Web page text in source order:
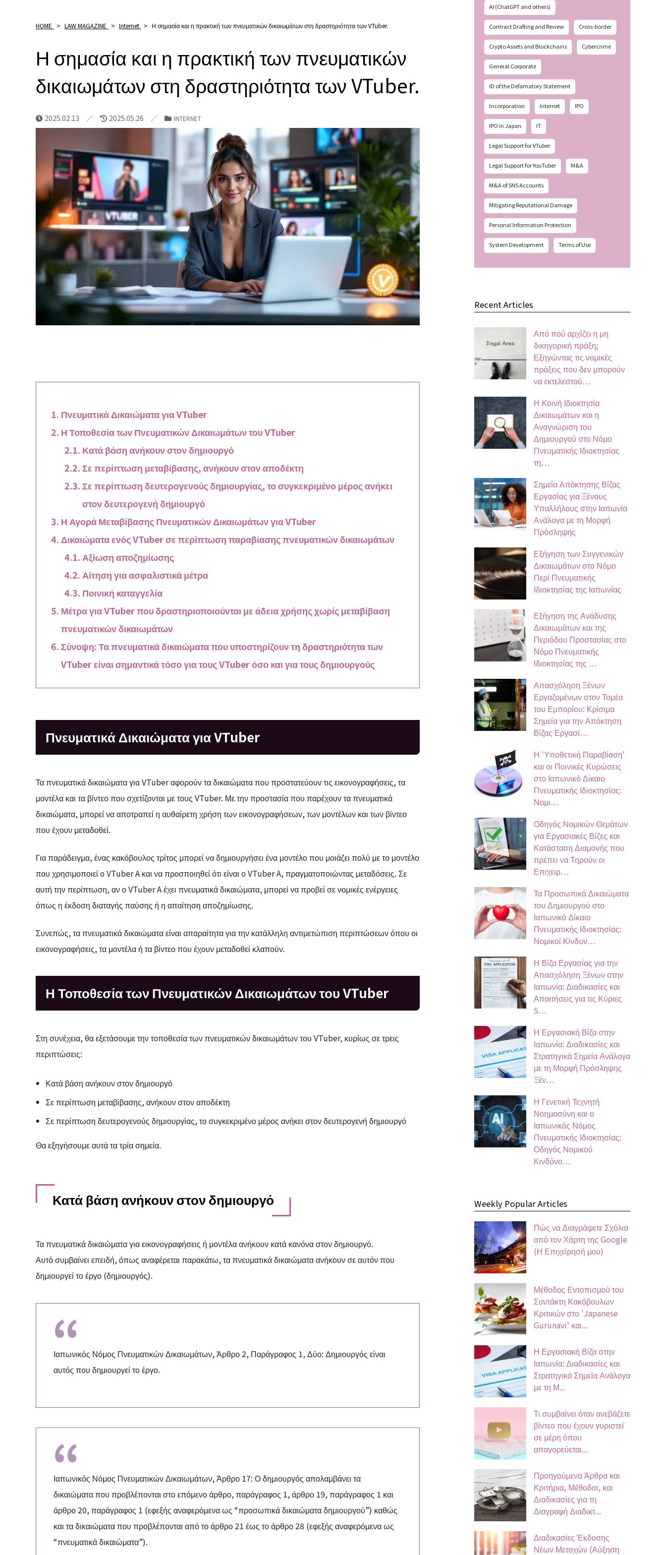
HOME > LAW MAGAZINE > Internet > Η σημασία και η πρακτική των πνευματικών δικαιωμάτων στη δραστηριότητα των VTuber.
Η σημασία και η πρακτική των πνευματικών
δικαιωμάτων στη δραστηριότητα των VTuber.
2025.02.13 2025.05.26 INTERNET
Πνευματικά Δικαιώματα για VTuber
Η Τοποθεσία των Πνευματικών Δικαιωμάτων του VTuber
Κατά βάση ανήκουν στον δημιουργό
Σε περίπτωση μεταβίβασης, ανήκουν στον αποδέκτη
Σε περίπτωση δευτερογενούς δημιουργίας, το συγκεκριμένο μέρος ανήκει
στον δευτερογενή δημιουργό
Η Αγορά Μεταβίβασης Πνευματικών Δικαιωμάτων για VTuber
Δικαιώματα ενός VTuber σε περίπτωση παραβίασης πνευματικών δικαιωμάτων
Αξίωση αποζημίωσης
Αίτηση για ασφαλιστικά μέτρα
Ποινική καταγγελία
Μέτρα για VTuber που δραστηριοποιούνται με άδεια χρήσης χωρίς μεταβίβαση
πνευματικών δικαιωμάτων
Σύνοψη: Τα πνευματικά δικαιώματα που υποστηρίζουν τη δραστηριότητα των
VTuber είναι σημαντικά τόσο για τους VTuber όσο και για τους δημιουργούς
Πνευματικά Δικαιώματα για VTuber
Τα πνευματικά δικαιώματα για VTuber αφορούν τα δικαιώματα που προστατεύουν τις εικονογραφήσεις, τα
μοντέλα και τα βίντεο που σχετίζονται με τους VTuber. Με την προστασία που παρέχουν τα πνευματικά
δικαιώματα, μπορεί να αποτραπεί η αυθαίρετη χρήση των εικονογραφήσεων, των μοντέλων και των βίντεο
που έχουν μεταδοθεί.
Για παράδειγμα, ένας κακόβουλος τρίτος μπορεί να δημιουργήσει ένα μοντέλο που μοιάζει πολύ με το μοντέλο
που χρησιμοποιεί ο VTuber A και να προσποιηθεί ότι είναι ο VTuber A, πραγματοποιώντας μεταδόσεις. Σε
αυτή την περίπτωση, αν ο VTuber A έχει πνευματικά δικαιώματα, μπορεί να προβεί σε νομικές ενέργειες
όπως η έκδοση διαταγής παύσης ή η απαίτηση αποζημίωσης.
Συνεπώς, τα πνευματικά δικαιώματα είναι απαραίτητα για την κατάλληλη αντιμετώπιση περιπτώσεων όπου οι
εικονογραφήσεις, τα μοντέλα ή τα βίντεο που έχουν μεταδοθεί κλαπούν.
Η Τοποθεσία των Πνευματικών Δικαιωμάτων του VTuber
Στη συνέχεια, θα εξετάσουμε την τοποθεσία των πνευματικών δικαιωμάτων του VTuber, κυρίως σε τρεις
περιπτώσεις:
Κατά βάση ανήκουν στον δημιουργό
Σε περίπτωση μεταβίβασης, ανήκουν στον αποδέκτη
Σε περίπτωση δευτερογενούς δημιουργίας, το συγκεκριμένο μέρος ανήκει στον δευτερογενή δημιουργό
Θα εξηγήσουμε αυτά τα τρία σημεία.
Κατά βάση ανήκουν στον δημιουργό
Τα πνευματικά δικαιώματα για εικονογραφήσεις ή μοντέλα ανήκουν κατά κανόνα στον δημιουργό.
Αυτό συμβαίνει επειδή, όπως αναφέρεται παρακάτω, τα πνευματικά δικαιώματα ανήκουν σε αυτόν που
δημιουργεί το έργο (δημιουργός).
Ιαπωνικός Νόμος Πνευματικών Δικαιωμάτων, Άρθρο 2, Παράγραφος 1, Δύο: Δημιουργός είναι
αυτός που δημιουργεί το έργο.
Ιαπωνικός Νόμος Πνευματικών Δικαιωμάτων, Άρθρο 17: Ο δημιουργός απολαμβάνει τα
δικαιώματα που προβλέπονται στο επόμενο άρθρο, παράγραφος 1, άρθρο 19, παράγραφος 1 και
άρθρο 20, παράγραφος 1 (εφεξής αναφερόμενα ως “προσωπικά δικαιώματα δημιουργού”) καθώς
και τα δικαιώματα που προβλέπονται από το άρθρο 21 έως το άρθρο 28 (εφεξής αναφερόμενα ως
“πνευματικά δικαιώματα”).
AI (ChatGPT and others)
Contract Drafting and Review Cross-border
Crypto Assets and Blockchains Cybercrime
General Corporate
ID of the Defamatory Statement
Incorporation Internet IPO
IPO in Japan IT
Legal Support for VTuber
Legal Support for YouTuber M&A
M&A of SNS Accounts
Mitigating Reputational Damage
Personal Information Protection
System Development Terms of Use
Recent Articles
Από πού αρχίζει η μη
δικηγορική πράξη;
Εξηγώντας τις νομικές
πράξεις που δεν μπορούν
να εκτελεστού…
Η Κοινή Ιδιοκτησία
Δικαιωμάτων και η
Αναγνώριση του
Δημιουργού στο Νόμο
Πνευματικής Ιδιοκτησίας
τη…
Σημεία Απόκτησης Βίζας
Εργασίας για Ξένους
Υπαλλήλους στην Ιαπωνία
Ανάλογα με τη Μορφή
Πρόσληψης
Εξήγηση των Συγγενικών
Δικαιωμάτων στο Νόμο
Περί Πνευματικής
Ιδιοκτησίας της Ιαπωνίας
Εξήγηση της Ανάδυσης
Δικαιωμάτων και της
Περιόδου Προστασίας στο
Νόμο Πνευματικής
Ιδιοκτησίας της …
Απασχόληση Ξένων
Εργαζομένων στον Τομέα
του Εμπορίου: Κρίσιμα
Σημεία για την Απόκτηση
Βίζας Εργασί…
Η 'Υποθετική Παραβίαση'
και οι Ποινικές Κυρώσεις
στο Ιαπωνικό Δίκαιο
Πνευματικής Ιδιοκτησίας:
Νομι…
Οδηγός Νομικών Θεμάτων
για Εργασιακές Βίζες και
Κατάσταση Διαμονής που
πρέπει να Τηρούν οι
Επιχειρ…
Τα Προσωπικά Δικαιώματα
του Δημιουργού στο
Ιαπωνικό Δίκαιο
Πνευματικής Ιδιοκτησίας:
Νομικοί Κίνδυν…
Η Βίζα Εργασίας για την
Απασχόληση Ξένων στην
Ιαπωνία: Διαδικασίες και
Απαιτήσεις για τις Κύριες
5…
Η Εργασιακή Βίζα στην
Ιαπωνία: Διαδικασίες και
Στρατηγικά Σημεία Ανάλογα
με τη Μορφή Πρόσληψης
Ξέν…
Η Γενετική Τεχνητή
Νοημοσύνη και ο
Ιαπωνικός Νόμος
Πνευματικής Ιδιοκτησίας:
Οδηγός Νομικού
Κινδύνο…
Weekly Popular Articles
Πώς να Διαγράψετε Σχόλια
από τον Χάρτη της Google
(Η Επιχείρησή μου)
Μέθοδος Εντοπισμού του
Συντάκτη Κακόβουλων
Κριτικών στο 'Japanese
Gurunavi' και...
Η Εργασιακή Βίζα στην
Ιαπωνία: Διαδικασίες και
Στρατηγικά Σημεία Ανάλογα
με τη Μ...
Τι συμβαίνει όταν ανεβάζετε
βίντεο που έχουν γυριστεί
σε μέρη όπου
απαγορεύεται...
Προηγούμενα Άρθρα και
Κριτήρια, Μέθοδοι, και
Διαδικασίες για τη
Διαγραφή Διαδικτ...
Διαδικασίες Έκδοσης
Νέων Μετοχών (Αύξηση